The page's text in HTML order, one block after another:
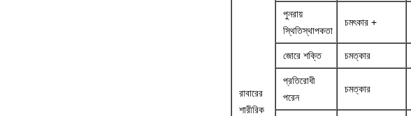
রাবারের
শারীরিক
পুনরায়
স্থিতিস্থাপকতা
চমৎকার +
জোরে শক্তি চমত্কার
প্রতিরোধী
পরেন
চমত্কার